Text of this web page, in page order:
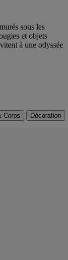
sous les
et objets
à une odyssée
Corps Décoration